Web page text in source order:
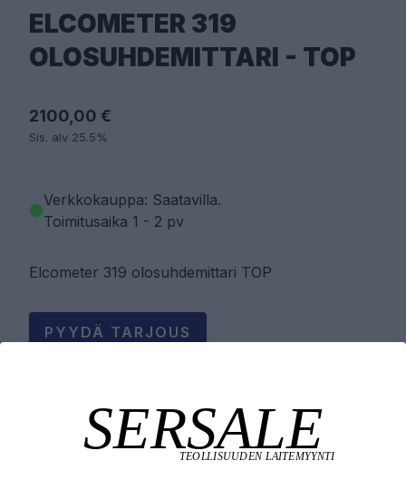
ELCOMETER 319
OLOSUHDEMITTARI - TOP
2100,00 €
Sis. alv 25.5%
Verkkokauppa: Saatavilla.
Toimitusaika 1 - 2 pv
Elcometer 319 olosuhdemittari TOP
PYYDÄ TARJOUS
LISÄÄ OSTOSKORIIN